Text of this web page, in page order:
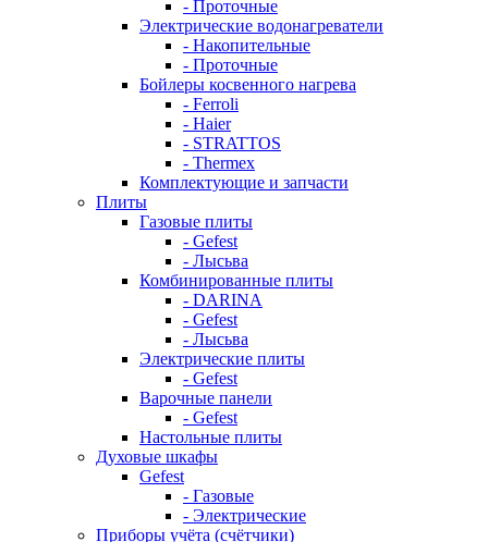
- Проточные
Электрические водонагреватели
- Накопительные
- Проточные
Бойлеры косвенного нагрева
- Ferroli
- Haier
- STRATTOS
- Thermex
Комплектующие и запчасти
Плиты
Газовые плиты
- Gefest
- Лысьва
Комбинированные плиты
- DARINA
- Gefest
- Лысьва
Электрические плиты
- Gefest
Варочные панели
- Gefest
Настольные плиты
Духовые шкафы
Gefest
- Газовые
- Электрические
Приборы учёта (счётчики)